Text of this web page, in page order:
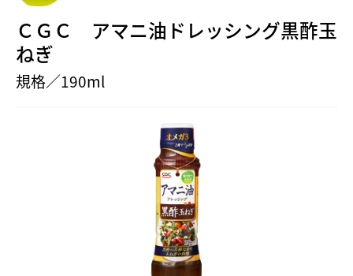
ＣＧＣ アマニ油ドレッシング黒酢玉
ねぎ
規格／190ml